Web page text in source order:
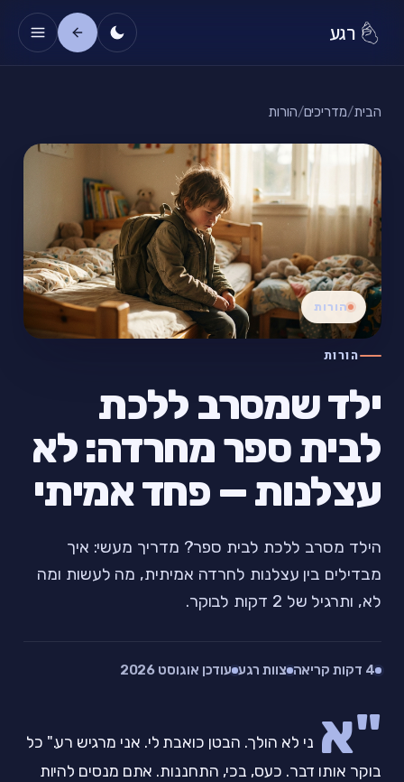
רגע
הבית/מדריכים/הורות
הורות
ילד שמסרב ללכת
לבית ספר מחרדה: לא
עצלנות — פחד אמיתי
הילד מסרב ללכת לבית ספר? מדריך מעשי: איך
מבדילים בין עצלנות לחרדה אמיתית, מה לעשות ומה
לא, ותרגיל של 2 דקות לבוקר.
4 דקות קריאה צוות רגע עודכן אוגוסט 2026
הורות
"א ני לא הולך. הבטן כואבת לי. אני מרגיש רע." כל
בוקר אותו דבר. כעס, בכי, התחננות. אתם מנסים להיות